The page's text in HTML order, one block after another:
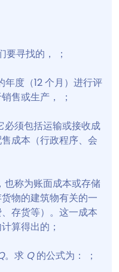
要寻找的， ；
年度（12 个月）进行评
售或生产， ；
必须包括运输或接收成
成本（行政程序、会
，也称为账面成本或存储
物的建筑物有关的一
存货等）。这一成本
算得出的；
。求 Q的公式为： ；